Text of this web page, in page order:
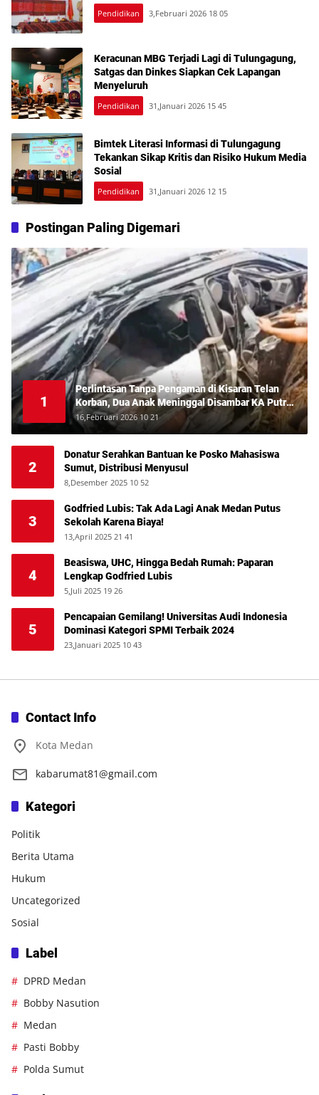
Pendidikan 3,Februari 2026 18 05
Keracunan MBG Terjadi Lagi di Tulungagung,
Satgas dan Dinkes Siapkan Cek Lapangan
Menyeluruh
Pendidikan 31,Januari 2026 15 45
Bimtek Literasi Informasi di Tulungagung
Tekankan Sikap Kritis dan Risiko Hukum Media
Sosial
Pendidikan 31,Januari 2026 12 15
Postingan Paling Digemari
1
Perlintasan Tanpa Pengaman di Kisaran Telan
Korban, Dua Anak Meninggal Disambar KA Putri
Deli
16,Februari 2026 10 21
2
Donatur Serahkan Bantuan ke Posko Mahasiswa
Sumut, Distribusi Menyusul
8,Desember 2025 10 52
3
Godfried Lubis: Tak Ada Lagi Anak Medan Putus
Sekolah Karena Biaya!
13,April 2025 21 41
4
Beasiswa, UHC, Hingga Bedah Rumah: Paparan
Lengkap Godfried Lubis
5,Juli 2025 19 26
5
Pencapaian Gemilang! Universitas Audi Indonesia
Dominasi Kategori SPMI Terbaik 2024
23,Januari 2025 10 43
Contact Info
Kota Medan
kabarumat81@gmail.com
Kategori
Politik
Berita Utama
Hukum
Uncategorized
Sosial
Label
DPRD Medan
Bobby Nasution
Medan
Pasti Bobby
Polda Sumut